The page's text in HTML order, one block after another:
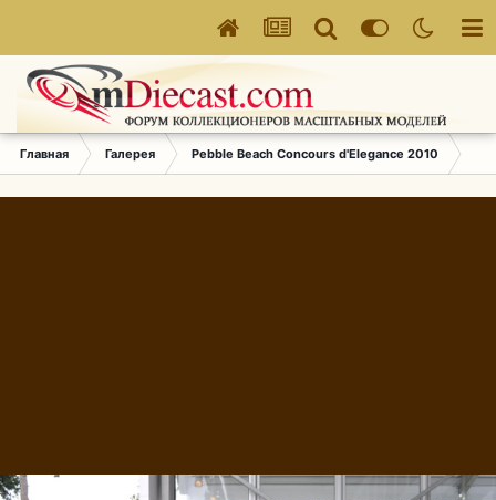
Главная Галерея Pebble Beach Concours d'Elegance 2010